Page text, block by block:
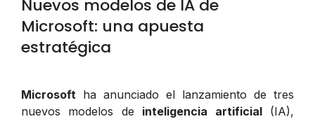
Nuevos modelos de IA de
Microsoft: una apuesta
estratégica
Microsoft ha anunciado el lanzamiento de tres
nuevos modelos de inteligencia artificial(IA),